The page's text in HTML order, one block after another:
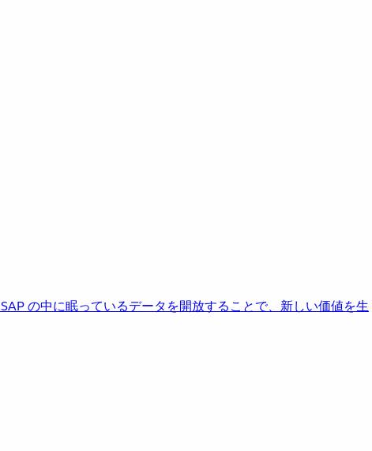
SAP の中に眠っているデータを開放することで、新しい価値を生